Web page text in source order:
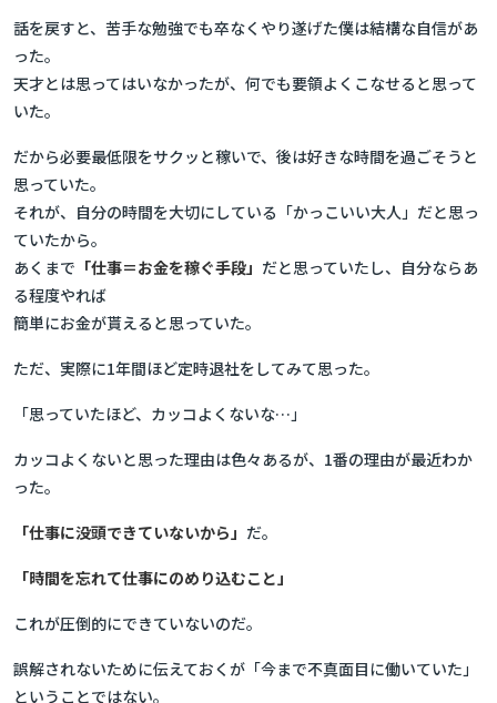
話を戻すと、苦手な勉強でも卒なくやり遂げた僕は結構な自信があ
った。
天才とは思ってはいなかったが、何でも要領よくこなせると思って
いた。
だから必要最低限をサクッと稼いで、後は好きな時間を過ごそうと
思っていた。
それが、自分の時間を大切にしている「かっこいい大人」だと思っ
ていたから。
あくまで 「仕事＝お金を稼ぐ手段」 だと思っていたし、自分ならあ
る程度やれば
簡単にお金が貰えると思っていた。
ただ、実際に1年間ほど定時退社をしてみて思った。
「思っていたほど、カッコよくないな…」
カッコよくないと思った理由は色々あるが、1番の理由が最近わか
った。
「仕事に没頭できていないから」 だ。
「時間を忘れて仕事にのめり込むこと」
これが圧倒的にできていないのだ。
誤解されないために伝えておくが「今まで不真面目に働いていた」
ということではない。